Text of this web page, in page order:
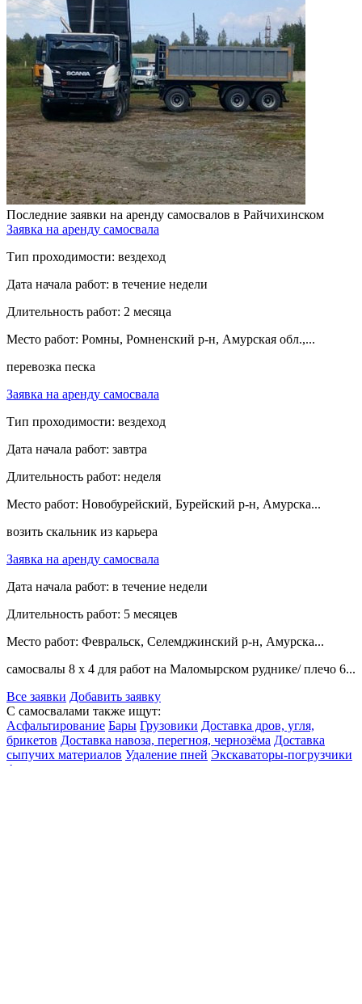
Последние заявки на аренду самосвалов в Райчихинском
Заявка на аренду самосвала
Тип проходимости: вездеход
Дата начала работ: в течение недели
Длительность работ: 2 месяца
Место работ: Ромны, Ромненский р-н, Амурская обл.,...
перевозка песка
Заявка на аренду самосвала
Тип проходимости: вездеход
Дата начала работ: завтра
Длительность работ: неделя
Место работ: Новобурейский, Бурейский р-н, Амурска...
возить скальник из карьера
Заявка на аренду самосвала
Дата начала работ: в течение недели
Длительность работ: 5 месяцев
Место работ: Февральск, Селемджинский р-н, Амурска...
самосвалы 8 х 4 для работ на Маломырском руднике/ плечо 6...
Все заявки Добавить заявку
С самосвалами также ищут:
Асфальтирование Бары Грузовики Доставка дров, угля,
брикетов Доставка навоза, перегноя, чернозёма Доставка
сыпучих материалов Удаление пней Экскаваторы-погрузчики
Аренда спецтехники